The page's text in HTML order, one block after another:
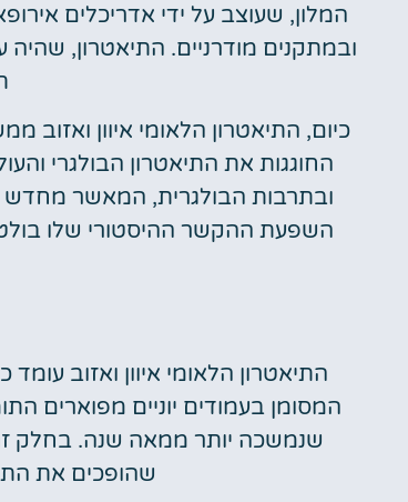
ובמתקנים מודרניים. התיאטרון,
כיום, התיאטרון הלאומי איוון
החוגגות את התיאטרון הבולגרי
ובתרבות הבולגרית, המאשר מחדש
השפעת ההקשר ההיסטורי שלו
התיאטרון הלאומי איוון ואזוב
המסומן בעמודים יוניים מפוארים
שנמשכה יותר ממאה שנה. בחלק
שהופכים את